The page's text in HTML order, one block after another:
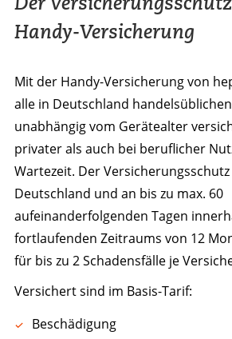
Handy-Versicherung
Mit der Handy-Versicherung von
alle in Deutschland
unabhängig vom Gerätealter
privater als auch bei beruflicher
Wartezeit. Der
Deutschland und an bis zu max. 60
aufeinanderfolgenden Tagen
fortlaufenden Zeitraums von 12
für bis zu 2 Schadensfälle je
Versichert sind im Basis-Tarif:
Beschädigung